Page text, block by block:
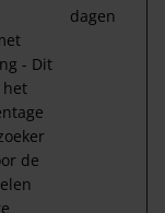
- Dit
het
de
dagen